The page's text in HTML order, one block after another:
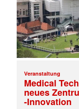
Veranstaltung
Medical
neues
-Innovation